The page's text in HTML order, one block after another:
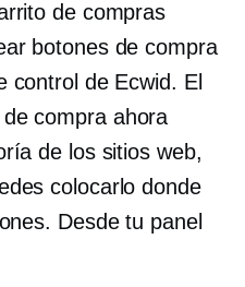
de compras
botones de compra
control de Ecwid. El
compra ahora
de los sitios web,
colocarlo donde
Desde tu panel